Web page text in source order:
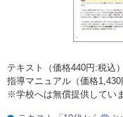
テキスト（価格440円:税込）
指導マニュアル（価格1,430
※学校へは無償提供していま